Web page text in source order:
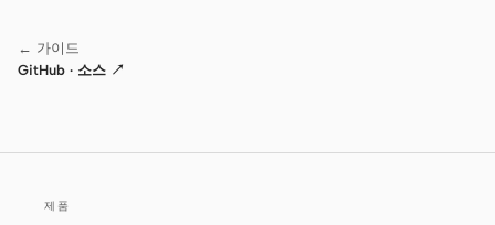
← 가이드
GitHub · 소스 ↗
제품